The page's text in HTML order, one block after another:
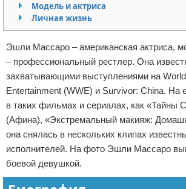
Политика
Природа
Философия
Культура
Экономика
Разное
Сотрудничество
Размещение рекламы
Для правообладателей
Условия предоставления
Отказ от ответственности
Модель и актриса
Личная жизнь
Эшли Массаро – американская актриса,
– профессиональный рестлер. Она
захватывающими выступлениями на
Entertainment (WWE) и Survivor: China. На
в таких фильмах и сериалах, как «Тайны
(Афина), «Экстремальный макияж:
она снялась в нескольких клипах
исполнителей. На фото Эшли Массаро
боевой девушкой.